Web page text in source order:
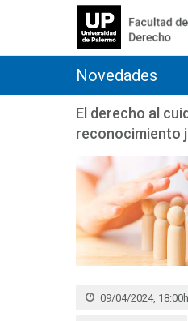
Novedades
El derecho al
reconocimiento
09/04/2024,